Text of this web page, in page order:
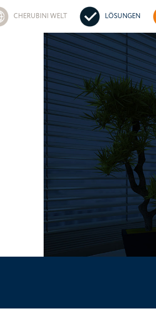
CHERUBINI WELT LÖSUNGEN